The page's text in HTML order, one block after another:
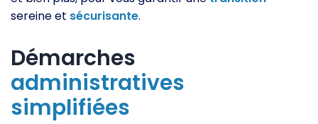
sereine et sécurisante.
Démarches
administratives
simplifiées